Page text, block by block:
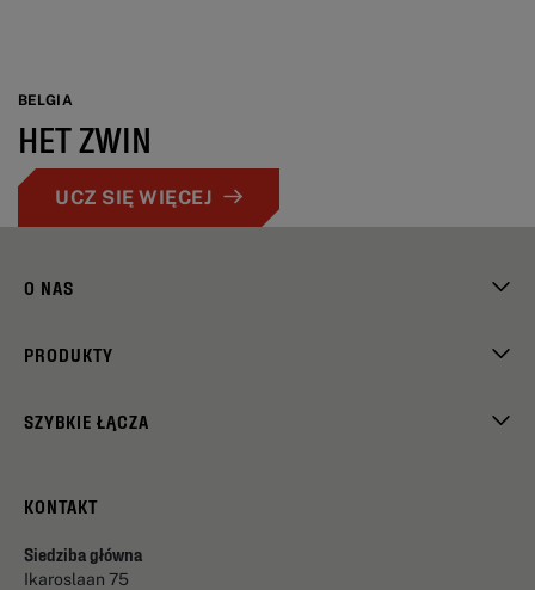
BELGIA
HET ZWIN
UCZ SIĘ WIĘCEJ
O NAS
PRODUKTY
SZYBKIE ŁĄCZA
KONTAKT
Siedziba główna
Ikaroslaan 75